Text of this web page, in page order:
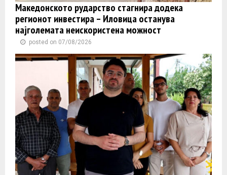
Македонското рударство стагнира додека
регионот инвестира – Иловица останува
најголемата неискористена можност
posted on 07/08/2026